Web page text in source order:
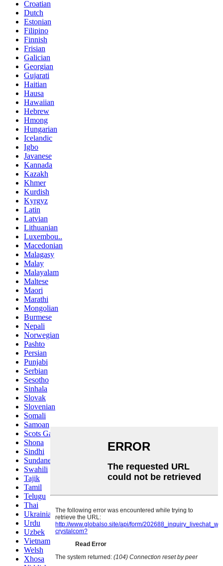
Croatian
Dutch
Estonian
Filipino
Finnish
Frisian
Galician
Georgian
Gujarati
Haitian
Hausa
Hawaiian
Hebrew
Hmong
Hungarian
Icelandic
Igbo
Javanese
Kannada
Kazakh
Khmer
Kurdish
Kyrgyz
Latin
Latvian
Lithuanian
Luxembou..
Macedonian
Malagasy
Malay
Malayalam
Maltese
Maori
Marathi
Mongolian
Burmese
Nepali
Norwegian
Pashto
Persian
Punjabi
Serbian
Sesotho
Sinhala
Slovak
Slovenian
Somali
Samoan
Scots Gaelic
Shona
Sindhi
Sundanese
Swahili
Tajik
Tamil
Telugu
Thai
Ukrainian
Urdu
Uzbek
Vietnamese
Welsh
Xhosa